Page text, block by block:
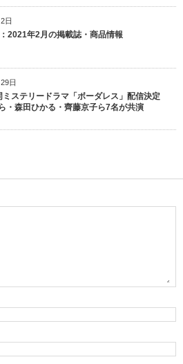
日
2021年2月の掲載誌・商品情報
日
ミステリードラマ「ボーダレス」配信決定
・森田ひかる・齊藤京子ら7名が共演